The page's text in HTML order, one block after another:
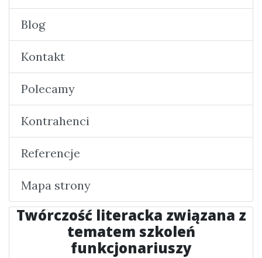
Blog
Kontakt
Polecamy
Kontrahenci
Referencje
Mapa strony
Twórczość literacka związana z
tematem szkoleń
funkcjonariuszy